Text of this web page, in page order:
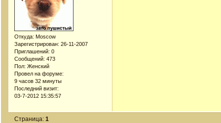
Откуда: Moscow
Зарегистрирован: 26-11-2007
Приглашений: 0
Сообщений: 473
Пол: Женский
Провел на форуме:
9 часов 32 минуты
Последний визит:
03-7-2012 15:35:57
Страница:1